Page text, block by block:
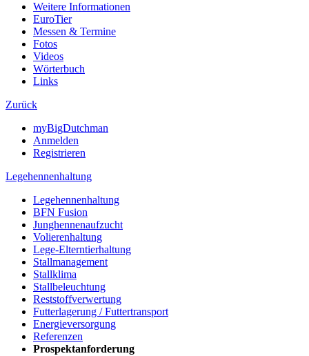
Weitere Informationen
EuroTier
Messen & Termine
Fotos
Videos
Wörterbuch
Links
Zurück
myBigDutchman
Anmelden
Registrieren
Legehennenhaltung
Legehennenhaltung
BFN Fusion
Junghennenaufzucht
Volierenhaltung
Lege-Elterntierhaltung
Stallmanagement
Stallklima
Stallbeleuchtung
Reststoffverwertung
Futterlagerung / Futtertransport
Energieversorgung
Referenzen
Prospektanforderung